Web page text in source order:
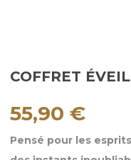
COFFRET
55,90 €
Pensé pour les